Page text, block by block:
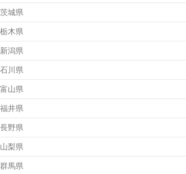
茨城県
栃木県
新潟県
石川県
富山県
福井県
長野県
山梨県
群馬県